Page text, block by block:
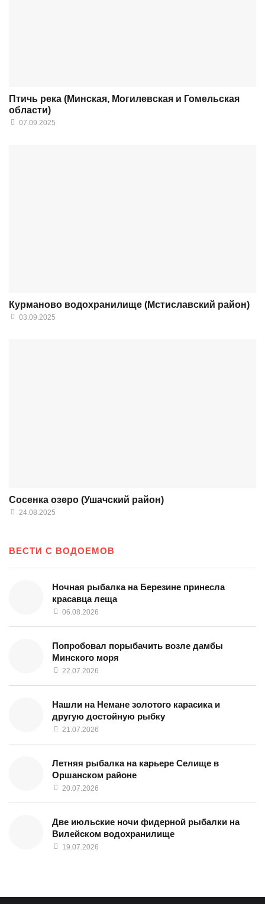
Птичь река (Минская, Могилевская и Гомельская
области)
07.09.2025
Курманово водохранилище (Мстиславский район)
03.09.2025
Сосенка озеро (Ушачский район)
24.08.2025
ВЕСТИ С ВОДОЕМОВ
Ночная рыбалка на Березине принесла
красавца леща
06.08.2026
Попробовал порыбачить возле дамбы
Минского моря
22.07.2026
Нашли на Немане золотого карасика и
другую достойную рыбку
21.07.2026
Летняя рыбалка на карьере Селище в
Оршанском районе
20.07.2026
Две июльские ночи фидерной рыбалки на
Вилейском водохранилище
19.07.2026